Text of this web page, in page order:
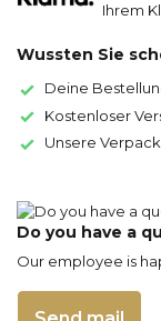
Ihrem
Wussten Sie
Deine
Kostenloser
Unsere
Do you have a
Our employee is